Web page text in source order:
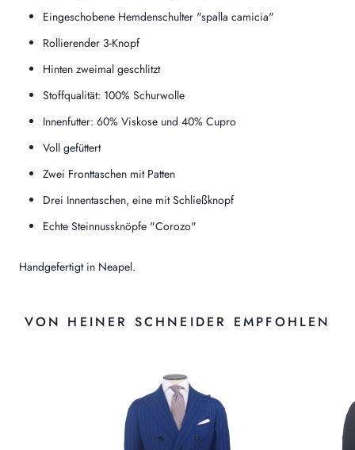
Eingeschobene Hemdenschulter "spalla camicia"
Rollierender 3-Knopf
Hinten zweimal geschlitzt
Stoffqualität: 100% Schurwolle
Innenfutter: 60% Viskose und 40% Cupro
Voll gefüttert
Zwei Fronttaschen mit Patten
Drei Innentaschen, eine mit Schließknopf
Echte Steinnussknöpfe "Corozo"
Handgefertigt in Neapel.
VON HEINER SCHNEIDER EMPFOHLEN